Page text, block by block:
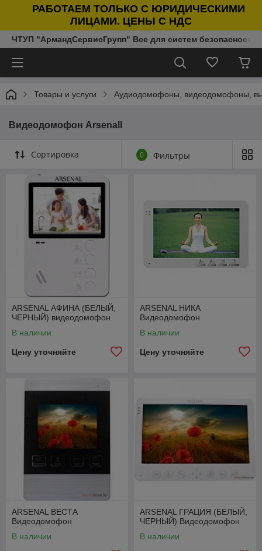
РАБОТАЕМ ТОЛЬКО С ЮРИДИЧЕСКИМИ
ЛИЦАМИ. ЦЕНЫ С НДС
ЧТУП "АрмандСервисГрупп" Все для систем безопасности
Товары и услуги Аудиодомофоны, видеодомофоны,
Видеодомофон Arsenall
Сортировка 0 Фильтры
ARSENAL АФИНА (БЕЛЫЙ,
ЧЕРНЫЙ) видеодомофон
В наличии
Цену уточняйте
ARSENAL НИКА
Видеодомофон
В наличии
Цену уточняйте
ARSENAL ВЕСТА
Видеодомофон
В наличии
ARSENAL ГРАЦИЯ (БЕЛЫЙ,
ЧЕРНЫЙ) Видеодомофон
В наличии